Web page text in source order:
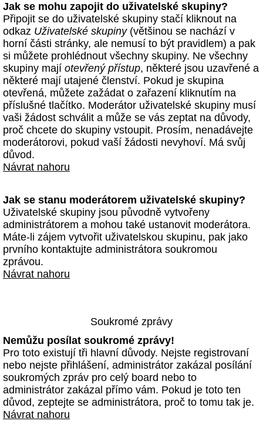
Jak se mohu zapojit do uživatelské skupiny?
Připojit se do uživatelské skupiny stačí kliknout na
odkaz Uživatelské skupiny(většinou se nachází v
horní části stránky, ale nemusí to být pravidlem) a pak
si můžete prohlédnout všechny skupiny. Ne všechny
skupiny mají otevřený přístup, některé jsou uzavřené a
některé mají utajené členství. Pokud je skupina
otevřená, můžete zažádat o zařazení kliknutím na
příslušné tlačítko. Moderátor uživatelské skupiny musí
vaši žádost schválit a může se vás zeptat na důvody,
proč chcete do skupiny vstoupit. Prosím, nenadávejte
moderátorovi, pokud vaší žádosti nevyhoví. Má svůj
důvod.
Návrat nahoru
Jak se stanu moderátorem uživatelské skupiny?
Uživatelské skupiny jsou původně vytvořeny
administrátorem a mohou také ustanovit moderátora.
Máte-li zájem vytvořit uživatelskou skupinu, pak jako
prvního kontaktujte administrátora soukromou
zprávou.
Návrat nahoru
Soukromé zprávy
Nemůžu posílat soukromé zprávy!
Pro toto existují tři hlavní důvody. Nejste registrovaní
nebo nejste přihlášení, administrátor zakázal posílání
soukromých zpráv pro celý board nebo to
administrátor zakázal přímo vám. Pokud je toto ten
důvod, zeptejte se administrátora, proč to tomu tak je.
Návrat nahoru